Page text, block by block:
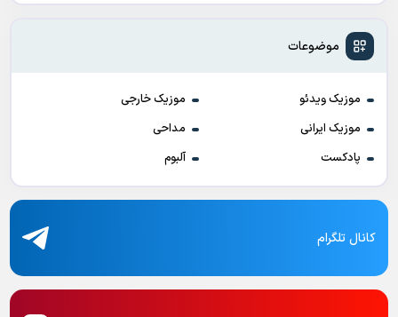
موضوعات
موزیک ویدئو
موزیک خارجی
موزیک ایرانی
مداحی
پادکست
آلبوم
کانال تلگرام